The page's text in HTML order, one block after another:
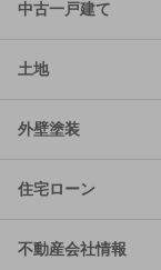
中古一戸建て
土地
外壁塗装
住宅ローン
不動産会社情報